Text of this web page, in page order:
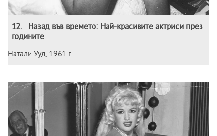
12.
Назад във времето: Най-красивите актриси през
годините
Натали Ууд, 1961 г.